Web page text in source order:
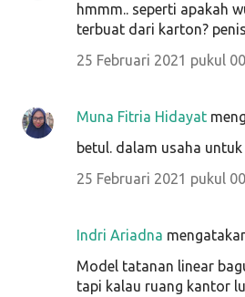
hmmm.. seperti apakah
terbuat dari karton?
25 Februari 2021 pukul
Muna Fitria Hidayat
betul. dalam usaha untuk
25 Februari 2021 pukul
Indri Ariadna
Model tatanan linear
tapi kalau ruang kantor